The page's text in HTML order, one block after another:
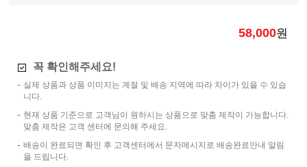
58,000원
꼭 확인해주세요!
실제 상품과 상품 이미지는 계절 및 배송 지역에 따라 차이가 있을 수 있습
니다.
현재 상품 기준으로 고객님이 원하시는 상품으로 맞춤 제작이 가능합니다.
맞춤 제작은 고객 센터에 문의해 주세요.
배송이 완료되면 확인 후 고객센터에서 문자메시지로 배송완료안내 알림
을 드립니다.